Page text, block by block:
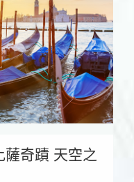
薩奇蹟 天空之